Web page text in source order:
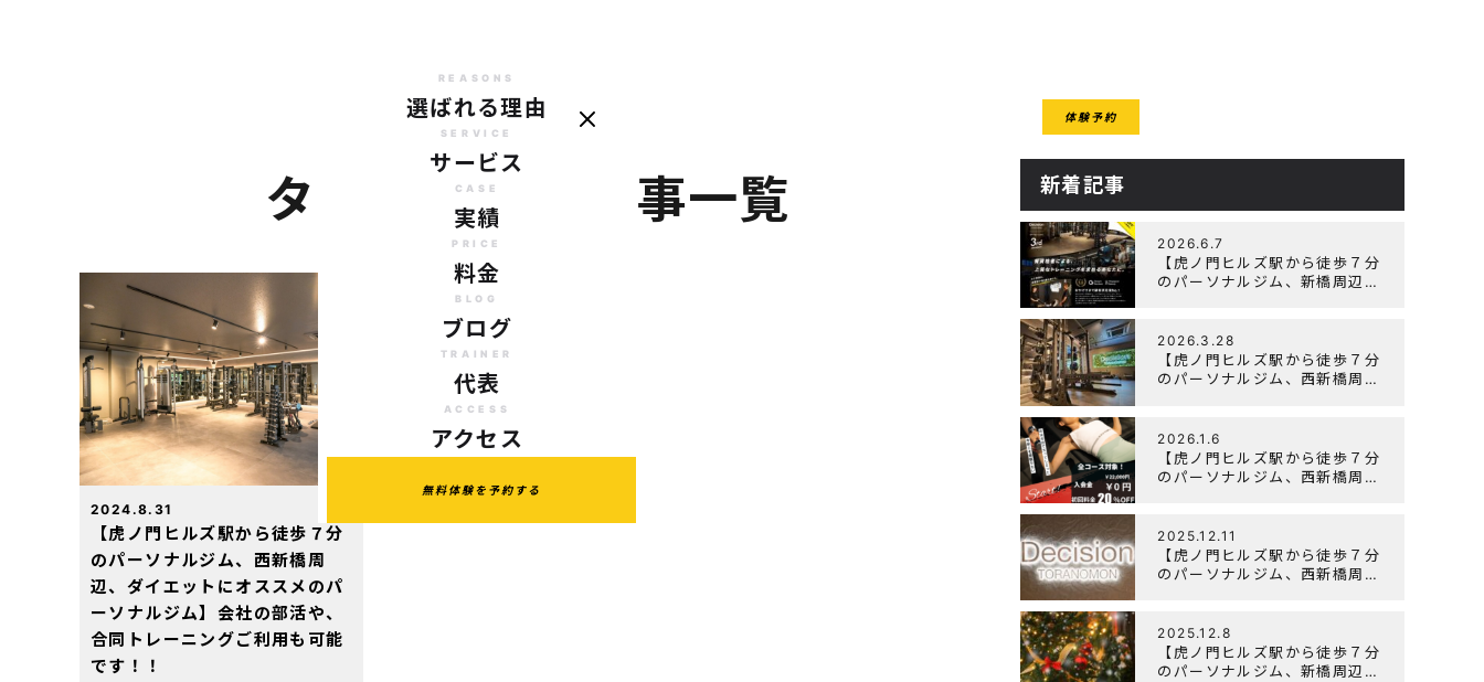
体験予約
REASONS
選ばれる理由
SERVICE
サービス
CASE
実績
PRICE
料金
BLOG
ブログ
TRAINER
代表
ACCESS
アクセス
無料体験を予約する
タグ：貸切 の記事一覧
2024.8.31
【虎ノ門ヒルズ駅から徒歩７分
のパーソナルジム、西新橋周
辺、ダイエットにオススメのパ
ーソナルジム】会社の部活や、
合同トレーニングご利用も可能
です！！
新着記事
2026.6.7
【虎ノ門ヒルズ駅から徒歩７分
のパーソナルジム、新橋周辺、
ペーン』実施中！
2026.3.28
【虎ノ門ヒルズ駅から徒歩７分
のパーソナルジム、西新橋周
トレーニング記事の監修をしま
した
2026.1.6
【虎ノ門ヒルズ駅から徒歩７分
のパーソナルジム、西新橋周
ャンペーン実施します！
2025.12.11
【虎ノ門ヒルズ駅から徒歩７分
のパーソナルジム、西新橋周
について
2025.12.8
【虎ノ門ヒルズ駅から徒歩７分
のパーソナルジム、新橋周辺、